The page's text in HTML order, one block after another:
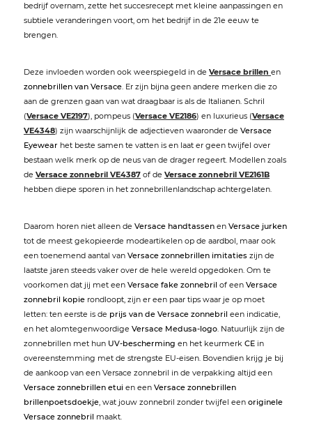
bedrijf overnam, zette het succesrecept met kleine aanpassingen en
subtiele veranderingen voort, om het bedrijf in de 21e eeuw te
brengen.
Deze invloeden worden ook weerspiegeld in de Versace brillen en
zonnebrillen van Versace. Er zijn bijna geen andere merken die zo
aan de grenzen gaan van wat draagbaar is als de Italianen. Schril
(Versace VE2197), pompeus (Versace VE2186) en luxurieus (Versace
VE4348) zijn waarschijnlijk de adjectieven waaronder de Versace
Eyewear het beste samen te vatten is en laat er geen twijfel over
bestaan welk merk op de neus van de drager regeert. Modellen zoals
de Versace zonnebril VE4387 of de Versace zonnebril VE2161B
hebben diepe sporen in het zonnebrillenlandschap achtergelaten.
Daarom horen niet alleen de Versace handtassen en Versace jurken
tot de meest gekopieerde modeartikelen op de aardbol, maar ook
een toenemend aantal van Versace zonnebrillen imitaties zijn de
laatste jaren steeds vaker over de hele wereld opgedoken. Om te
voorkomen dat jij met een Versace fake zonnebril of een Versace
zonnebril kopie rondloopt, zijn er een paar tips waar je op moet
letten: ten eerste is de prijs van de Versace zonnebril een indicatie,
en het alomtegenwoordige Versace Medusa-logo. Natuurlijk zijn de
zonnebrillen met hun UV-bescherming en het keurmerk CE in
overeenstemming met de strengste EU-eisen. Bovendien krijg je bij
de aankoop van een Versace zonnebril in de verpakking altijd een
Versace zonnebrillen etui en een Versace zonnebrillen
brillenpoetsdoekje, wat jouw zonnebril zonder twijfel een originele
Versace zonnebril maakt.